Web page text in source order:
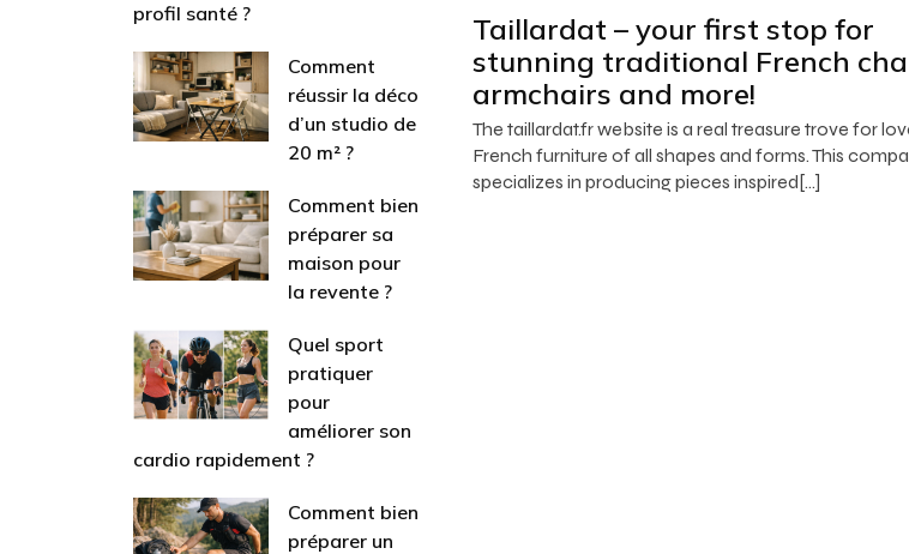
profil santé ?
Comment
réussir la déco
d’un studio de
20 m² ?
Comment bien
préparer sa
maison pour
la revente ?
Quel sport
pratiquer
pour
améliorer son
cardio rapidement ?
Comment bien
préparer un
Taillardat – your first stop for
stunning traditional French
armchairs and more!
The taillardat.fr website is a real treasure trove for
French furniture of all shapes and forms. This
specializes in producing pieces inspired[…]